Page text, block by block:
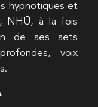
hypnotiques et
NHŪ, à la fois
de ses sets
voix